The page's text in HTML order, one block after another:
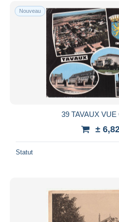
Uniquement en réduction
Livraison gratuite
Méthodes de paiement
PayPal
Virement bancaire
Visa
Mastercard
iDeal
Nouveau
39 TAVAUX
±
Statut